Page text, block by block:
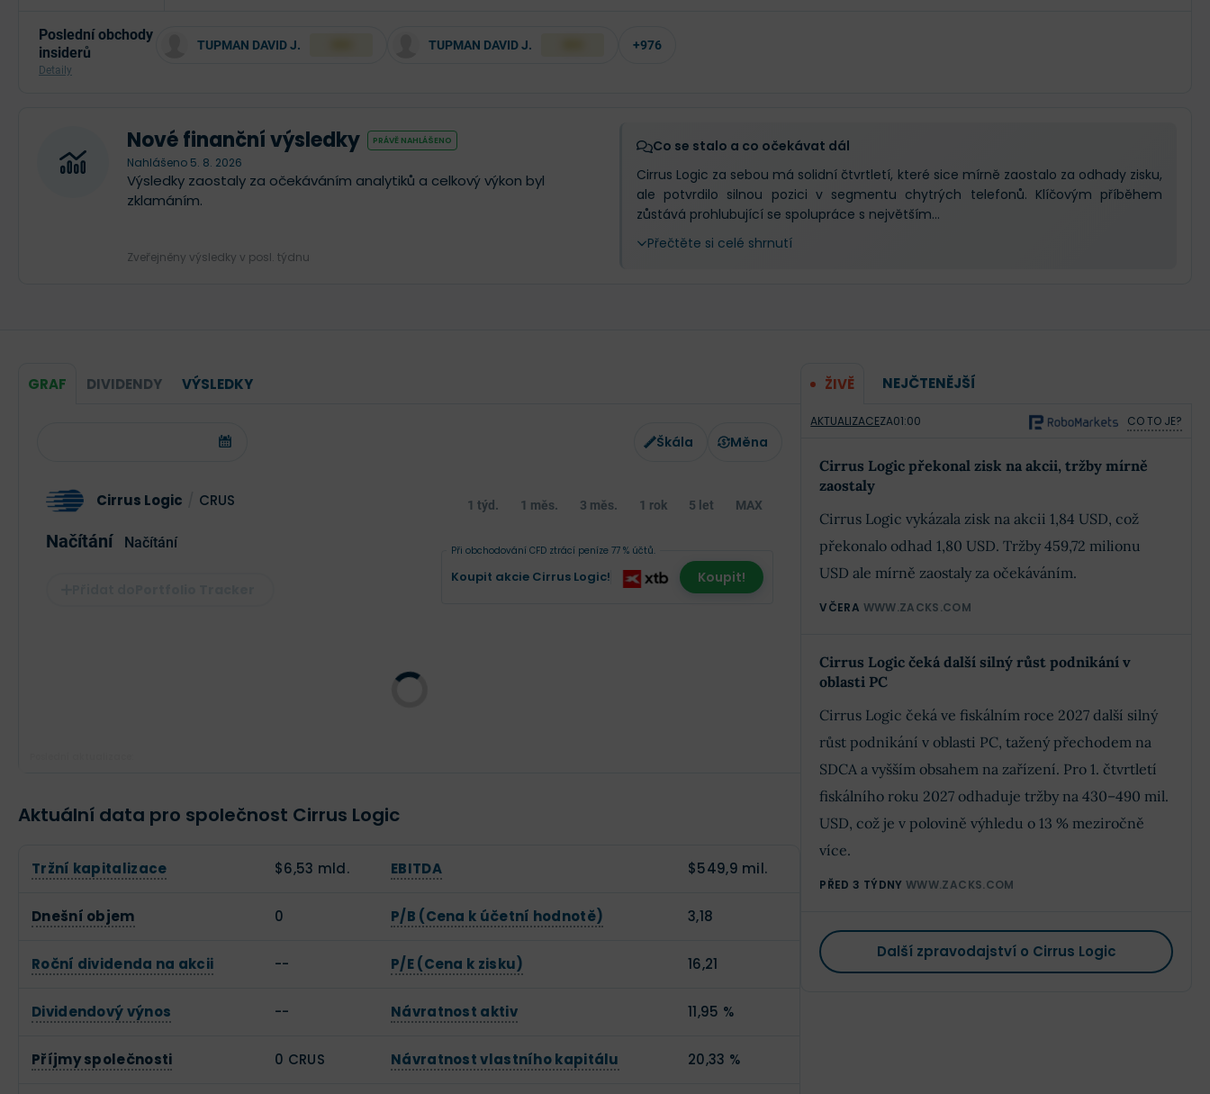
Poslední obchody
insiderů
Detaily
TUPMAN DAVID J. TUPMAN DAVID J. +976
Nové finanční výsledky PRÁVĚ NAHLÁŠENO
Nahlášeno 5. 8. 2026
Výsledky zaostaly za očekáváním analytiků a celkový výkon byl
zklamáním.
Zveřejněny výsledky v posl. týdnu
Co se stalo a co očekávat dál
Cirrus Logic za sebou má solidní čtvrtletí, které sice mírně zaostalo za odhady zisku,
ale potvrdilo silnou pozici v segmentu chytrých telefonů. Klíčovým příběhem
zůstává prohlubující se spolupráce s největším...
Přečtěte si celé shrnutí
GRAF DIVIDENDY VÝSLEDKY
Škála Měna
Cirrus Logic CRUS
Načítání Načítání
1 týd. 1 měs. 3 měs. 1 rok 5 let MAX
Koupit akcie Cirrus Logic!
Při obchodování CFD ztrácí peníze 77 % účtů.
Koupit!
Aktuální data pro společnost Cirrus Logic
Tržní kapitalizace $6,53 mld. EBITDA $549,9 mil.
Dnešní objem 0 P/B (Cena k účetní hodnotě) 3,18
Roční dividenda na akcii -- P/E (Cena k zisku) 16,21
Dividendový výnos -- Návratnost aktiv 11,95 %
Příjmy společnosti 0 CRUS Návratnost vlastního kapitálu 20,33 %
ŽIVĚ NEJČTENĚJŠÍ
AKTUALIZACEZA01:00 CO TO JE?
Cirrus Logic překonal zisk na akcii, tržby mírně
zaostaly
Cirrus Logic vykázala zisk na akcii 1,84 USD, což
překonalo odhad 1,80 USD. Tržby 459,72 milionu
USD ale mírně zaostaly za očekáváním.
VČERA WWW.ZACKS.COM
Cirrus Logic čeká další silný růst podnikání v
oblasti PC
Cirrus Logic čeká ve fiskálním roce 2027 další silný
růst podnikání v oblasti PC, tažený přechodem na
SDCA a vyšším obsahem na zařízení. Pro 1. čtvrtletí
fiskálního roku 2027 odhaduje tržby na 430–490 mil.
USD, což je v polovině výhledu o 13 % meziročně
více.
PŘED 3 TÝDNY WWW.ZACKS.COM
Další zpravodajství o Cirrus Logic